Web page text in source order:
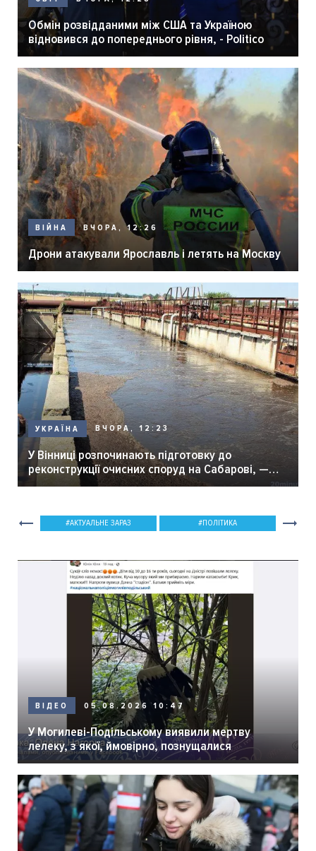
Обмін розвідданими між США та Україною
відновився до попереднього рівня, - Politico
ВІЙНА ВЧОРА, 12:26
Дрони атакували Ярославль і летять на Москву
УКРАЇНА ВЧОРА, 12:23
У Вінниці розпочинають підготовку до
реконструкції очисних споруд на Сабарові, —
мер Вінниці.
АКТУАЛЬНЕ ЗАРАЗ ПОЛІТИКА
ВІДЕО 05.08.2026 10:47
У Могилеві-Подільському виявили мертву
лелеку, з якої, ймовірно, познущалися